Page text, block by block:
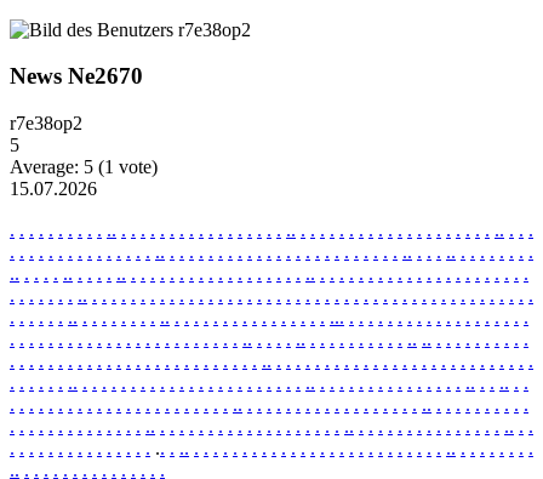
News Ne2670
r7e38op2
5
Average: 5 (1 vote)
15.07.2026
. . . . . . . . . . .. . . . . . . . . . . . . . . . . . .. . . . . . . . . . . . . . . . . . . . . .. . . .
. . . . . . . . . . . . . . . .. . . . . . . . . . . . . . . . . . . . . . . . . .. . . . .. . . . . . . . .
.. . . . . .. . . . . .. . . . . . . . . . . . . . . . . . . .. . . . . . . . . . . . . . . . . . . . . . .
. . . . . . . .. . . . . . . . . . . . . . . . . . . . . . . . . . . . . . . . . . . . . . . . . . . . . . .
. . . . . . .. . . . . . . . . .. . . . . . . . . . . . . . . . . ... . . . . . . . . . . . . . . . . . . .
. . . . . . . . . . . . . . . . . . . . . . . . .. . . . . .. . . . . . . . . . . .. .. . . . . . . . . . .
. . . . . . . . . . . . . . . . . . . . . . . . . . .. . . . . . . . . . . . . . . . . . . . . . . . . . . .
. . . . . . .. . . . . . . . . . . . . . . . . . . . . . . . .. . . . . . . . . . . . . . . . .. . . .. . .
. . . . . . . . . . . . . . . . . . . . . . . .. . . . . . . . . . . . . . . . . . . .. . . . . . . . . . .
. . . . . . . . . . . . . . .. . . . . . . . . . . . . . . . . . . . .. . . . . . . . . . . . . . . . .. . .
. . . . . . . . . . . . . . . .. . .. . . . . . . . . . . . . . . . . . . . . . . . . . . .. . . . . . . . .
.. . . . . . . . . . . . . . . .